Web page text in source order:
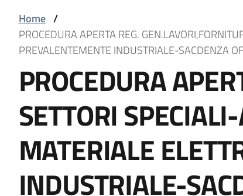
Block
it-
block-
italiagov-
breadcrumbs
Home /
PROCEDURA APERTA REG.
PREVALENTEMENTE INDUSTRIALE-SACDENZA
Block
it-
block-
italiagov-
PROCEDURA
SETTORI
MATERIALE
INDUSTRIALE-